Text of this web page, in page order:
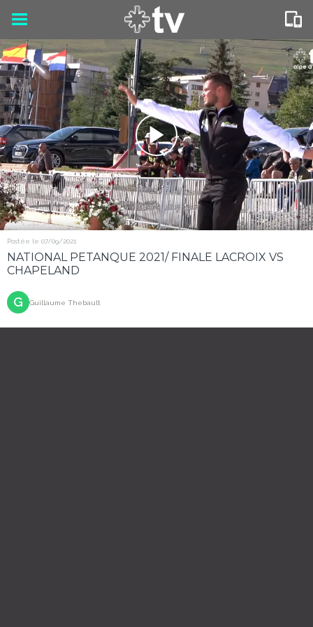
Postée le 07/09/2021
NATIONAL PETANQUE 2021/ FINALE LACROIX VS
CHAPELAND
G Guillaume Thebault